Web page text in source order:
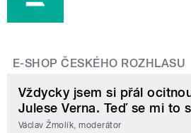
E-SHOP ČESKÉHO ROZHLASU
Vždycky jsem si přál
Julese Verna. Teď se mi to
Václav Žmolík, moderátor